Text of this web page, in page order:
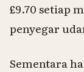
£9.70 setiap
penyegar
Sementara